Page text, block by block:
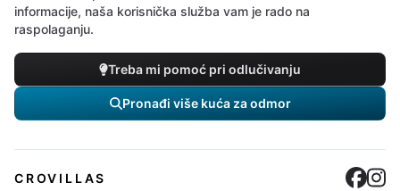
informacije, naša korisnička služba vam je rado na
raspolaganju.
Treba mi pomoć pri odlučivanju
Pronađi više kuća za odmor
CROVILLAS